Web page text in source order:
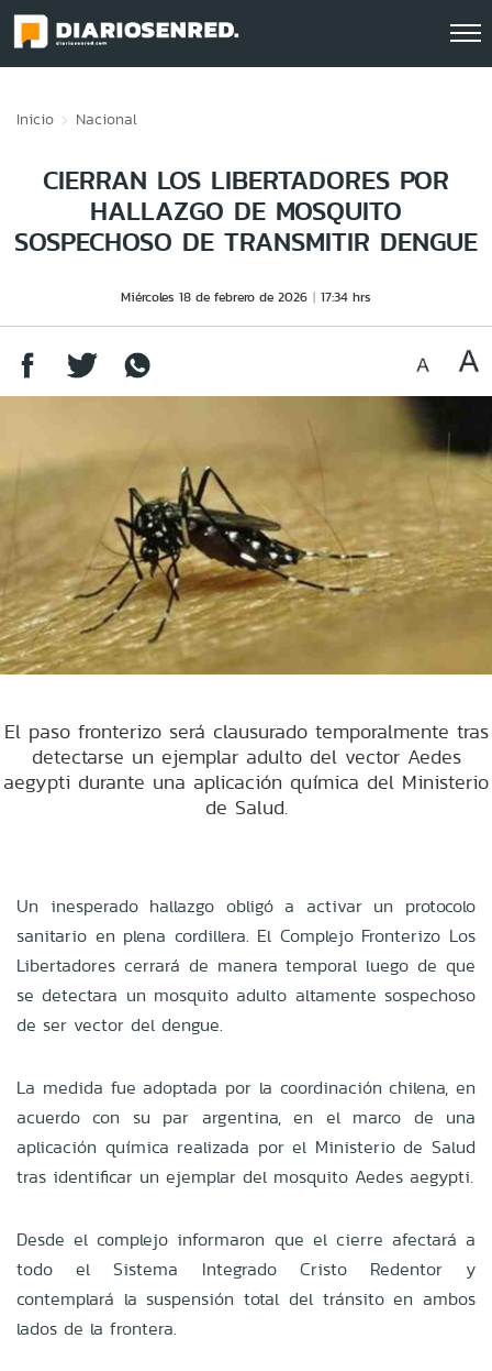
Inicio Nacional
CIERRAN LOS LIBERTADORES POR
HALLAZGO DE MOSQUITO
SOSPECHOSO DE TRANSMITIR DENGUE
Miércoles 18 de febrero de 2026 17:34 hrs
El paso fronterizo será clausurado temporalmente tras
detectarse un ejemplar adulto del vector Aedes
aegypti durante una aplicación química del Ministerio
de Salud.
Un inesperado hallazgo obligó a activar un protocolo
sanitario en plena cordillera. El Complejo Fronterizo Los
Libertadores cerrará de manera temporal luego de que
se detectara un mosquito adulto altamente sospechoso
de ser vector del dengue.
La medida fue adoptada por la coordinación chilena, en
acuerdo con su par argentina, en el marco de una
aplicación química realizada por el Ministerio de Salud
tras identificar un ejemplar del mosquito Aedes aegypti.
Desde el complejo informaron que el cierre afectará a
todo el Sistema Integrado Cristo Redentor y
contemplará la suspensión total del tránsito en ambos
lados de la frontera.